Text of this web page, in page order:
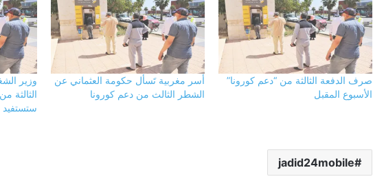
صرف الدفعة الثالثة من “دعم كورونا”
الأسبوع المقبل
أسر مغربية تَسأل حكومة العثماني عن
الشطر الثالث من دعم كورونا
وزير
الثالثة
ستستفيد
jadid24mobile